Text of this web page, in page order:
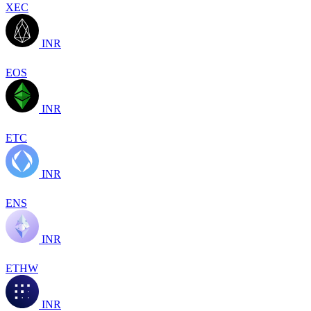
XEC
INR
EOS
INR
ETC
INR
ENS
INR
ETHW
INR